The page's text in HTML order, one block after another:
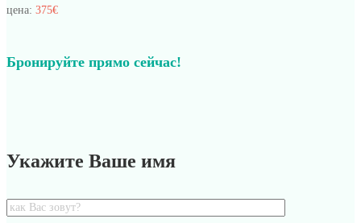
цена: 375€
Бронируйте прямо сейчас!
Укажите Ваше имя